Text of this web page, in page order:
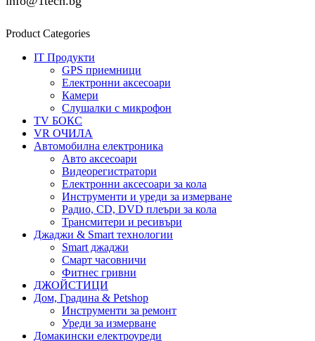
Product Categories
IT Продукти
GPS приемници
Електронни аксесоари
Камери
Слушалки с микрофон
TV БОКС
VR ОЧИЛА
Автомобилна електроника
Авто аксесоари
Видеорегистратори
Електронни аксесоари за кола
Инструменти и уреди за измерване
Радио, CD, DVD плеъри за кола
Трансмитери и ресивъри
Джаджи & Smart технологии
Smart джаджи
Смарт часовничи
Фитнес гривни
ДЖОЙСТИЦИ
Дом, Градина & Petshop
Инструменти за ремонт
Уреди за измерване
Домакински електроуреди